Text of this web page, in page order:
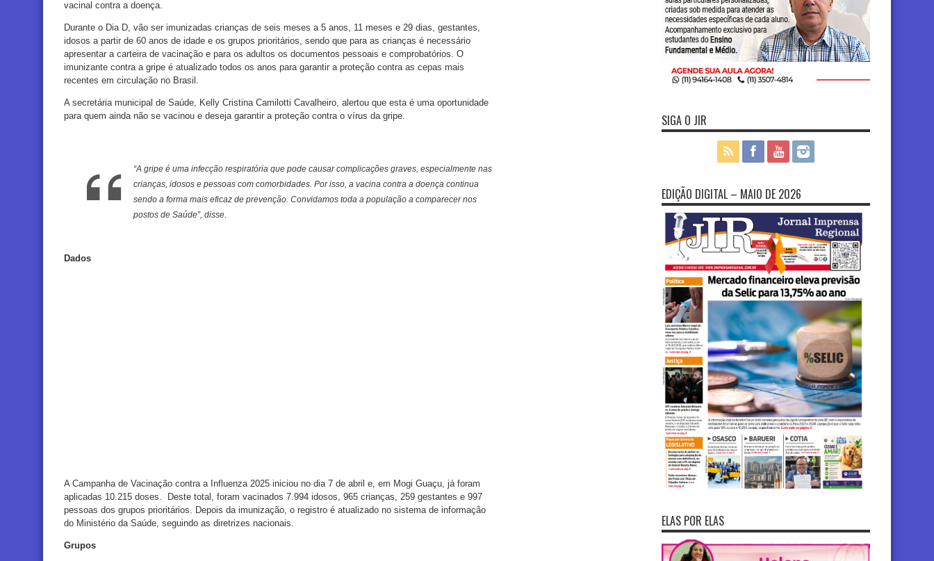
vacinal contra a doença.
Durante o Dia D, vão ser imunizadas crianças de seis meses a 5 anos, 11 meses e 29 dias, gestantes,
idosos a partir de 60 anos de idade e os grupos prioritários, sendo que para as crianças é necessário
apresentar a carteira de vacinação e para os adultos os documentos pessoais e comprobatórios. O
imunizante contra a gripe é atualizado todos os anos para garantir a proteção contra as cepas mais
recentes em circulação no Brasil.
A secretária municipal de Saúde, Kelly Cristina Camilotti Cavalheiro, alertou que esta é uma oportunidade
para quem ainda não se vacinou e deseja garantir a proteção contra o vírus da gripe.
“A gripe é uma infecção respiratória que pode causar complicações graves, especialmente nas
crianças, idosos e pessoas com comorbidades. Por isso, a vacina contra a doença continua
sendo a forma mais eficaz de prevenção. Convidamos toda a população a comparecer nos
postos de Saúde”, disse.
Dados
A Campanha de Vacinação contra a Influenza 2025 iniciou no dia 7 de abril e, em Mogi Guaçu, já foram
aplicadas 10.215 doses. Deste total, foram vacinados 7.994 idosos, 965 crianças, 259 gestantes e 997
pessoas dos grupos prioritários. Depois da imunização, o registro é atualizado no sistema de informação
do Ministério da Saúde, seguindo as diretrizes nacionais.
Grupos
SIGA O JIR
EDIÇÃO DIGITAL – MAIO DE 2026
ELAS POR ELAS